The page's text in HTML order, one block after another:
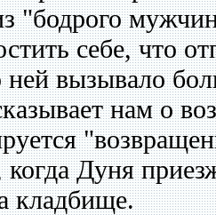
"бодрого
себе, что
вызывало
нам о
Дуня
кладбище.